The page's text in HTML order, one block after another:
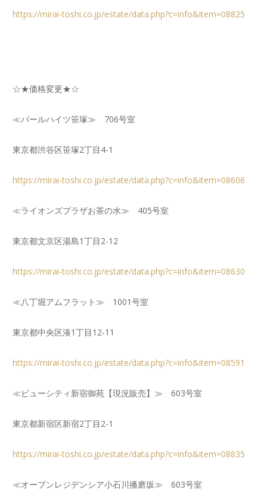
https://mirai-toshi.co.jp/estate/data.php?c=info&item=08825
☆★価格変更★☆
≪パールハイツ笹塚≫ 706号室
東京都渋谷区笹塚2丁目4-1
https://mirai-toshi.co.jp/estate/data.php?c=info&item=08606
≪ライオンズプラザお茶の水≫ 405号室
東京都文京区湯島1丁目2-12
https://mirai-toshi.co.jp/estate/data.php?c=info&item=08630
≪八丁堀アムフラット≫ 1001号室
東京都中央区湊1丁目12-11
https://mirai-toshi.co.jp/estate/data.php?c=info&item=08591
≪ビューシティ新宿御苑【現況販売】≫ 603号室
東京都新宿区新宿2丁目2-1
https://mirai-toshi.co.jp/estate/data.php?c=info&item=08835
≪オープンレジデンシア小石川播磨坂≫ 603号室